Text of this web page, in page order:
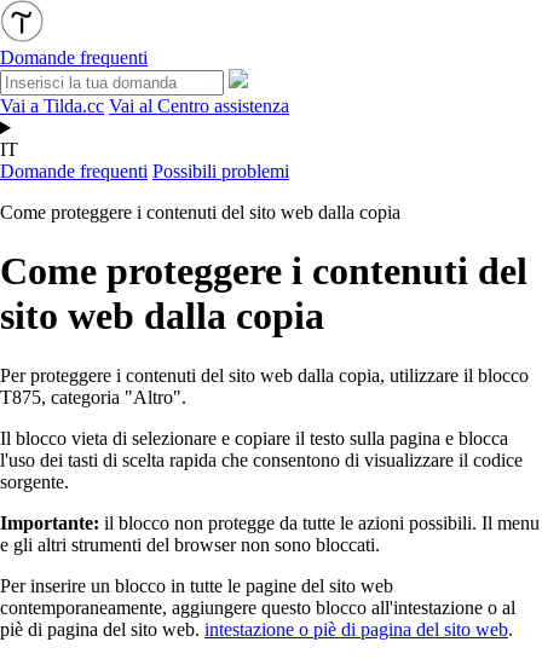
Domande frequenti
Vai a Tilda.cc Vai al Centro assistenza
IT
Domande frequenti Possibili problemi
Come proteggere i contenuti del sito web dalla copia
Come proteggere i contenuti del
sito web dalla copia
Per proteggere i contenuti del sito web dalla copia, utilizzare il blocco
T875, categoria "Altro".
Il blocco vieta di selezionare e copiare il testo sulla pagina e blocca
l'uso dei tasti di scelta rapida che consentono di visualizzare il codice
sorgente.
Importante: il blocco non protegge da tutte le azioni possibili. Il menu
e gli altri strumenti del browser non sono bloccati.
Per inserire un blocco in tutte le pagine del sito web
contemporaneamente, aggiungere questo blocco all'intestazione o al
piè di pagina del sito web. intestazione o piè di pagina del sito web.